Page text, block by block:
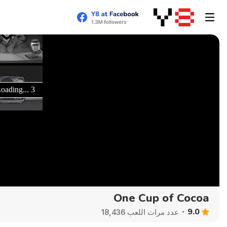
One Cup of Cocoa
9.0 عدد مرات اللعب 18,436